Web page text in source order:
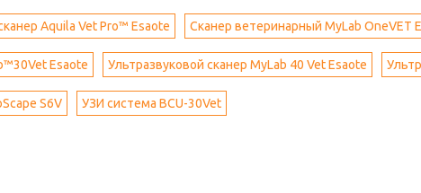
Aquila Vet Pro™ Esaote Сканер ветеринарный MyLab OneVET
Esaote Ультразвуковой сканер MyLab 40 Vet Esaote
S6V УЗИ система BCU-30Vet